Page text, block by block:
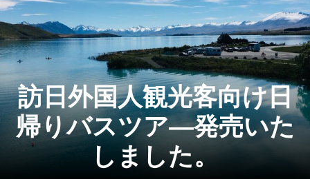
訪日外国人観光客向け日
帰りバスツア―発売いた
しました。